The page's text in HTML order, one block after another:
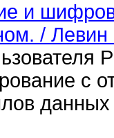
и
/
с
данных